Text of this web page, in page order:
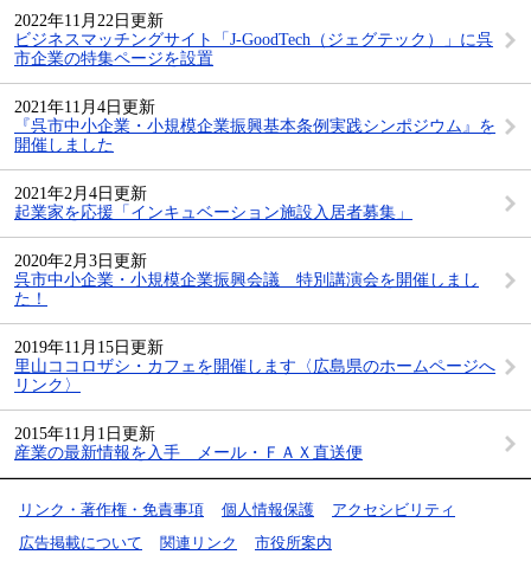
2022年11月22日更新
ビジネスマッチングサイト「J-GoodTech（ジェグテック）」に呉
市企業の特集ページを設置
2021年11月4日更新
『呉市中小企業・小規模企業振興基本条例実践シンポジウム』を
開催しました
2021年2月4日更新
起業家を応援「インキュベーション施設入居者募集」
2020年2月3日更新
呉市中小企業・小規模企業振興会議 特別講演会を開催しまし
た！
2019年11月15日更新
里山ココロザシ・カフェを開催します〈広島県のホームページへ
リンク〉
2015年11月1日更新
産業の最新情報を入手 メール・ＦＡＸ直送便
リンク・著作権・免責事項 個人情報保護
アクセシビリティ
広告掲載について
関連リンク 市役所案内